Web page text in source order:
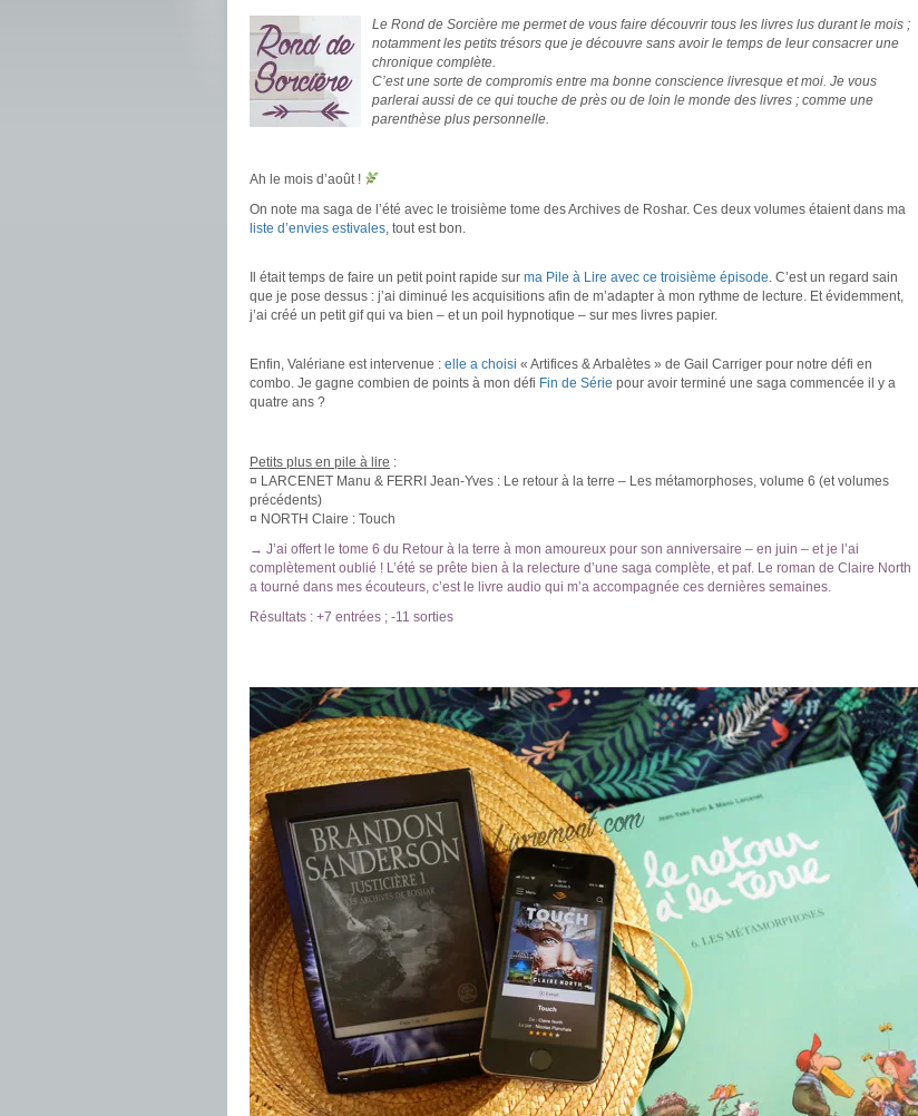
Le Rond de Sorcière me permet de vous faire découvrir tous les livres lus durant le mois ;
notamment les petits trésors que je découvre sans avoir le temps de leur consacrer une
chronique complète.
C’est une sorte de compromis entre ma bonne conscience livresque et moi. Je vous
parlerai aussi de ce qui touche de près ou de loin le monde des livres ; comme une
parenthèse plus personnelle.
Ah le mois d’août !
On note ma saga de l’été avec le troisième tome des Archives de Roshar. Ces deux volumes étaient dans ma
liste d’envies estivales, tout est bon.
Il était temps de faire un petit point rapide sur ma Pile à Lire avec ce troisième épisode. C’est un regard sain
que je pose dessus : j’ai diminué les acquisitions afin de m’adapter à mon rythme de lecture. Et évidemment,
j’ai créé un petit gif qui va bien – et un poil hypnotique – sur mes livres papier.
Enfin, Valériane est intervenue : elle a choisi « Artifices & Arbalètes » de Gail Carriger pour notre défi en
combo. Je gagne combien de points à mon défi Fin de Série pour avoir terminé une saga commencée il y a
quatre ans ?
Petits plus en pile à lire :
¤ LARCENET Manu & FERRI Jean-Yves : Le retour à la terre – Les métamorphoses, volume 6 (et volumes
précédents)
¤ NORTH Claire : Touch
→ J’ai offert le tome 6 du Retour à la terre à mon amoureux pour son anniversaire – en juin – et je l’ai
complètement oublié ! L’été se prête bien à la relecture d’une saga complète, et paf. Le roman de Claire North
a tourné dans mes écouteurs, c’est le livre audio qui m’a accompagnée ces dernières semaines.
Résultats : +7 entrées ; -11 sorties